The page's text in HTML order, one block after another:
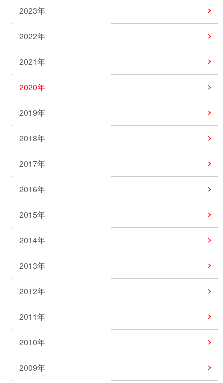
2023年
2022年
2021年
2020年
2019年
2018年
2017年
2016年
2015年
2014年
2013年
2012年
2011年
2010年
2009年